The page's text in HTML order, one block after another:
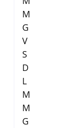
M
G
V
S
D
L
M
M
G